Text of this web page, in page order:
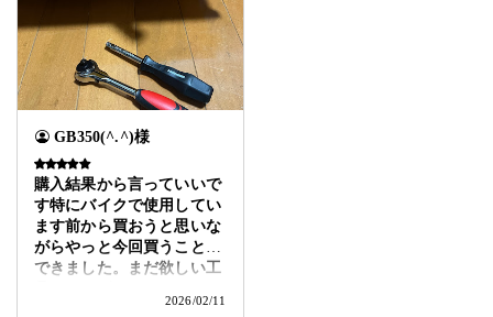
GB350(^.^)様
購入結果から言っていいで
す特にバイクで使用してい
ます前から買おうと思いな
がらやっと今回買うことが
できました。まだ欲しい工
2026/02/11